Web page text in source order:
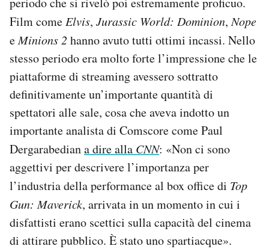
Film come Elvis, Jurassic World: Dominion,Nope
eMinions 2 hanno avuto tutti ottimi incassi. Nello
stesso periodo era molto forte l’impressione che le
piattaforme di streaming avessero sottratto
definitivamente un’importante quantità di
spettatori alle sale, cosa che aveva indotto un
importante analista di Comscore come Paul
Dergarabediana dire alla CNN: «Non ci sono
aggettivi per descrivere l’importanza per
l’industria della performance al box office di Top
Gun: Maverick, arrivata in un momento in cui i
disfattisti erano scettici sulla capacità del cinema
di attirare pubblico. È stato uno spartiacque».